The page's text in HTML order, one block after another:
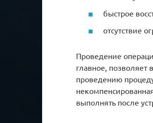
быстрое
отсутствие
Проведение
главное, позволяет
проведению
выполнять после